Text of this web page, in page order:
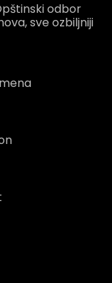
odbor
sve ozbiljniji